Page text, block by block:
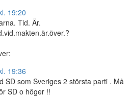
19:20
Tid. Är.
19:36
SD som Sveriges 2 största parti . Må
SD o höger !!